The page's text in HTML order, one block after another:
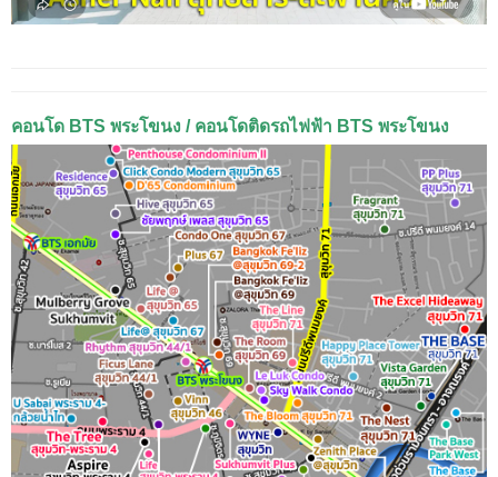
คอนโด BTS พระโขนง / คอนโดติดรถไฟฟ้า BTS พระโขนง